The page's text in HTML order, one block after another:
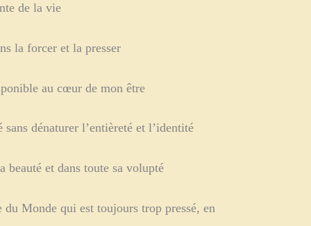
de la vie
la forcer et la presser
au cœur de mon être
dénaturer l’entièreté et l’identité
beauté et dans toute sa volupté
Monde qui est toujours trop pressé, en